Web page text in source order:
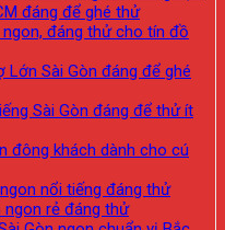
đáng để ghé thử
đáng thử cho tín đồ
Lớn Sài Gòn đáng để ghé
Sài Gòn đáng để thử ít
đông khách dành cho cú
nổi tiếng đáng thử
ngon rẻ đáng thử